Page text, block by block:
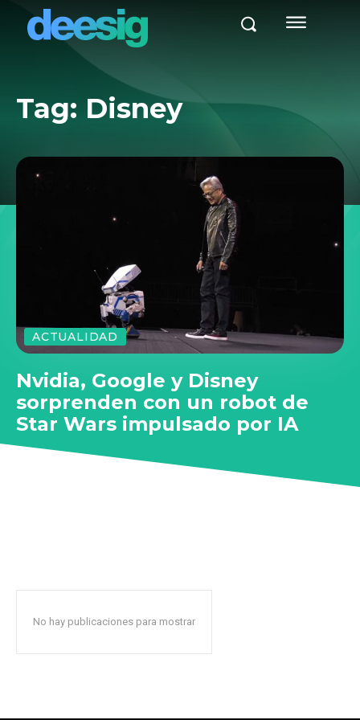
Tag: Disney
ACTUALIDAD
Nvidia, Google y Disney
sorprenden con un robot de
Star Wars impulsado por IA
No hay publicaciones para mostrar